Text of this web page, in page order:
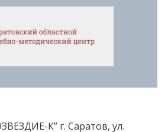
К” г. Саратов, ул.